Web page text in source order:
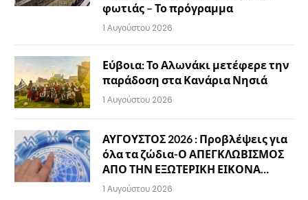
φωτιάς – Το πρόγραμμα
1 Αυγούστου 2026
Εύβοια: Το Αλωνάκι μετέφερε την
παράδοση στα Κανάρια Νησιά
1 Αυγούστου 2026
ΑΥΓΟΥΣΤΟΣ 2026 : Προβλέψεις για
όλα τα ζώδια-Ο ΑΠΕΓΚΛΩΒΙΣΜΟΣ
ΑΠΟ ΤΗΝ ΕΞΩΤΕΡΙΚΗ ΕΙΚΟΝΑ…
1 Αυγούστου 2026